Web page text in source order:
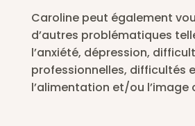
Caroline peut également
d’autres problématiques
l’anxiété, dépression,
professionnelles, difficultés
l’alimentation et/ou l’image